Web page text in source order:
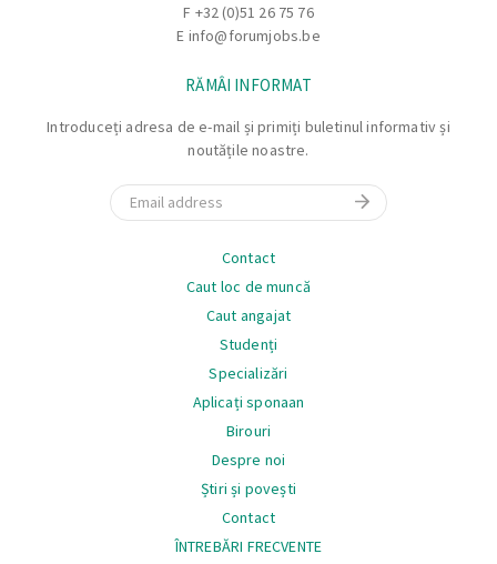
F +32 (0)51 26 75 76
E info@forumjobs.be
RĂMÂI INFORMAT
Introduceți adresa de e-mail și primiți buletinul informativ și
noutățile noastre.
Email
Contact
Caut loc de muncă
Caut angajat
Studenți
Specializări
Aplicați sponaan
Birouri
Despre noi
Știri și povești
Contact
ÎNTREBĂRI FRECVENTE